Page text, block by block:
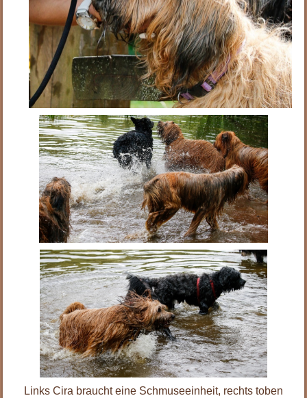
Links Cira braucht eine Schmuseeinheit, rechts toben